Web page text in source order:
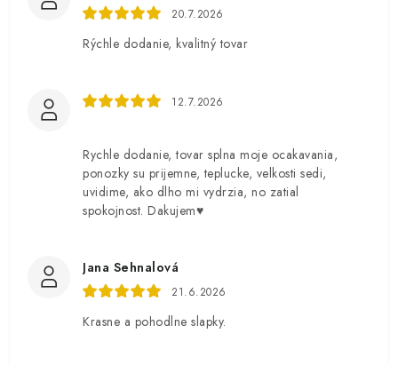
20.7.2026
Rýchle dodanie, kvalitný tovar
12.7.2026
Rychle dodanie, tovar splna moje ocakavania,
ponozky su prijemne, teplucke, velkosti sedi,
uvidime, ako dlho mi vydrzia, no zatial
spokojnost. Dakujem♥️
Jana Sehnalová
21.6.2026
Krasne a pohodlne slapky.